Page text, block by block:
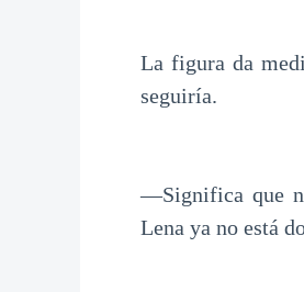
La figura da
seguiría.
—Significa que
Lena ya no está